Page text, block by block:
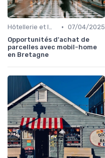
Hôtellerie et Immobilier de Loisirs • 07/04/2025
Opportunités d'achat de
parcelles avec mobil-home
en Bretagne